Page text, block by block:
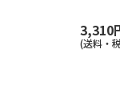
3,310
(送料・